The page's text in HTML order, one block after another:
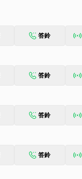
答鈴
答鈴
答鈴
答鈴